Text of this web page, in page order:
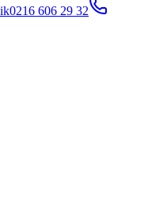
0216 606 29 32